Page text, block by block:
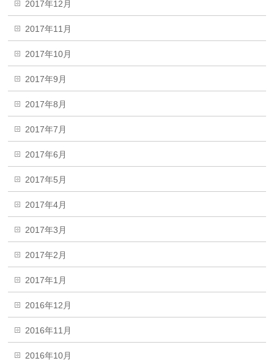
2017年12月
2017年11月
2017年10月
2017年9月
2017年8月
2017年7月
2017年6月
2017年5月
2017年4月
2017年3月
2017年2月
2017年1月
2016年12月
2016年11月
2016年10月